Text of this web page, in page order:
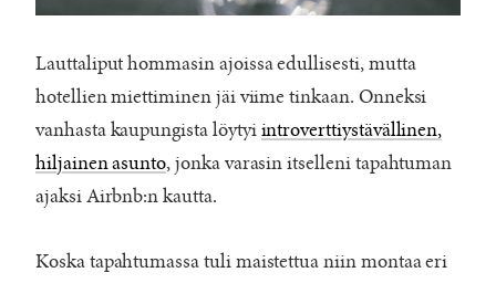
Lauttaliput hommasin ajoissa edullisesti, mutta
hotellien miettiminen jäi viime tinkaan. Onneksi
vanhasta kaupungista löytyi introverttiystävällinen,
hiljainen asunto, jonka varasin itselleni tapahtuman
ajaksi Airbnb:n kautta.
Koska tapahtumassa tuli maistettua niin montaa eri